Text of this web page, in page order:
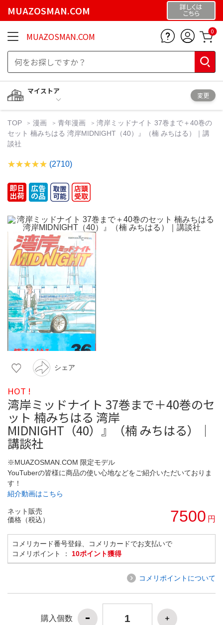
MUAZOSMAN.COM 詳しくは
こちら
MUAZOSMAN.COM 0
マイストア
変更
TOP 漫画 青年漫画
湾岸ミッドナイト 37巻まで＋40巻の
セット 楠みちはる 湾岸MIDNIGHT（40）』（楠 みちはる）｜講
談社
(2710)
シェア
HOT !
湾岸ミッドナイト 37巻まで＋40巻のセ
ット 楠みちはる 湾岸
MIDNIGHT（40）』（楠 みちはる）｜
講談社
※MUAZOSMAN.COM 限定モデル
YouTuberの皆様に商品の使い心地などをご紹介いただいておりま
す！
紹介動画はこちら
ネット販売
価格（税込）
7500 円
コメリカード番号登録、コメリカードでお支払いで
コメリポイント ： 10ポイント獲得
コメリポイントについて
購入個数